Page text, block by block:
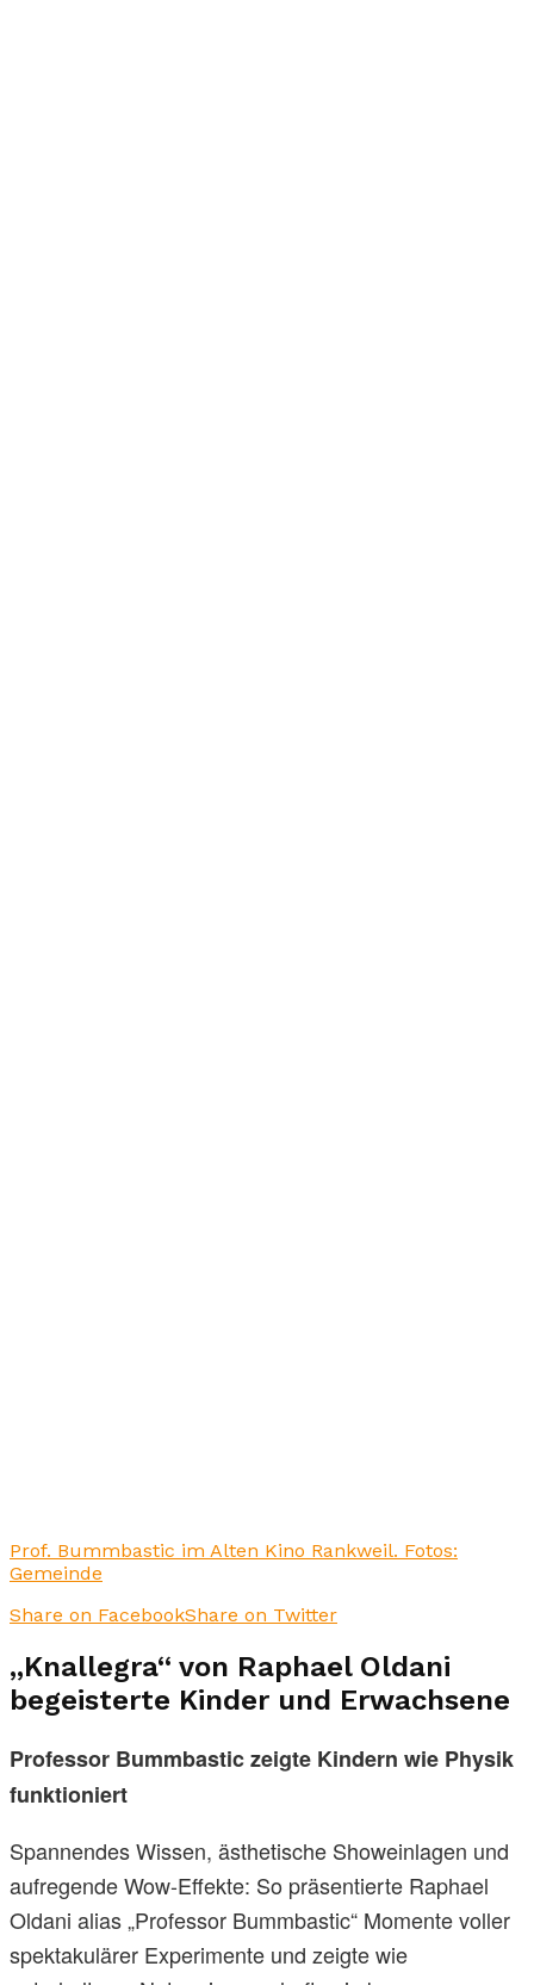
Prof. Bummbastic im Alten Kino Rankweil. Fotos:
Gemeinde
Share on FacebookShare on Twitter
„Knallegra“ von Raphael Oldani
begeisterte Kinder und Erwachsene
Professor Bummbastic zeigte Kindern wie Physik
funktioniert
Spannendes Wissen, ästhetische Showeinlagen und
aufregende Wow-Effekte: So präsentierte Raphael
Oldani alias „Professor Bummbastic“ Momente voller
spektakulärer Experimente und zeigte wie